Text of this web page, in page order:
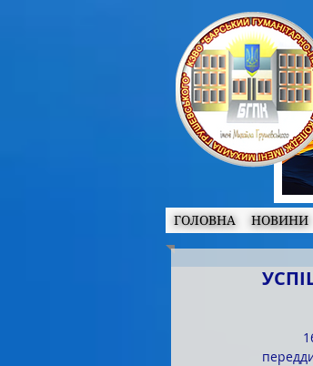
ГОЛОВНА НОВИНИ